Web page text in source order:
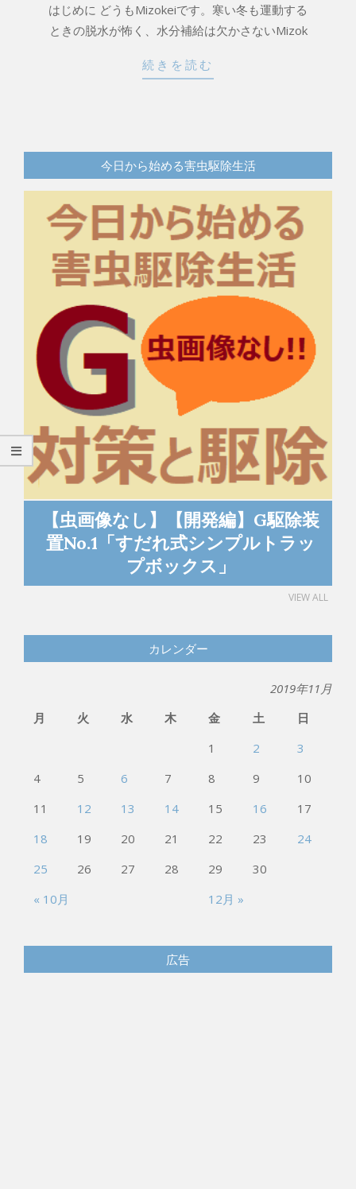
18
はじめに どうもMizokeiです。寒い冬も運動する
ときの脱水が怖く、水分補給は欠かさないMizok
続きを読む
今日から始める害虫駆除生活
【虫画像なし】【害虫駆除生活】G
を駆除するための手段
2019年11月
日
« 10月 12月 »
1 2
3
8 9
10
11
12 13 14 15 16
17
18
19 20 21 22 23
24
25
26 27 28 29 30